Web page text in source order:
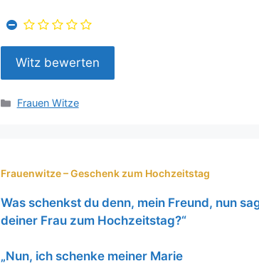
Kategorien
Frauen Witze
Frauenwitze – Geschenk zum Hochzeitstag
Was schenkst du denn, mein Freund, nun
deiner Frau zum Hochzeitstag?“
„Nun, ich schenke meiner Marie